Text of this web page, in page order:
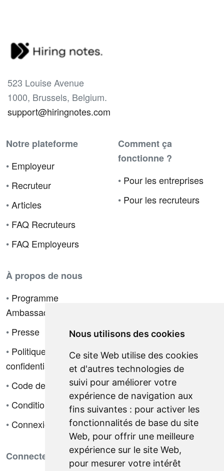
Nous utilisons des cookies
Ce site Web utilise des cookies
et d'autres technologies de
suivi pour améliorer votre
expérience de navigation aux
fins suivantes : pour activer les
fonctionnalités de base du site
Web, pour offrir une meilleure
expérience sur le site Web,
pour mesurer votre intérêt
523 Louise Avenue
1000, Brussels, Belgium.
support@hiringnotes.com
Notre plateforme
• Employeur
• Recruteur
•Articles
• FAQ Recruteurs
• FAQ Employeurs
Comment ça
fonctionne ?
• Pour les entreprises
• Pour les recruteurs
À propos de nous
• Programme
Ambassadeur
• Presse
• Politique de
confidentialité
• Code de déontologie
• Conditions de vente
• Connexion
Connectez-vous avec nous